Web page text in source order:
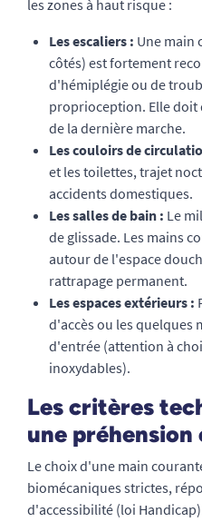
les zones à haut risque :
Les escaliers : Une main
côtés) est fortement
d'hémiplégie ou de
proprioception. Elle doit
de la dernière marche.
Les couloirs de
et les toilettes, trajet
accidents domestiques.
Les salles de bain : Le
de glissade. Les mains
autour de l'espace
rattrapage permanent.
Les espaces extérieurs :
d'accès ou les quelques
d'entrée (attention à
inoxydables).
Les critères
une
Le choix d'une main
biomécaniques strictes,
d'accessibilité (loi